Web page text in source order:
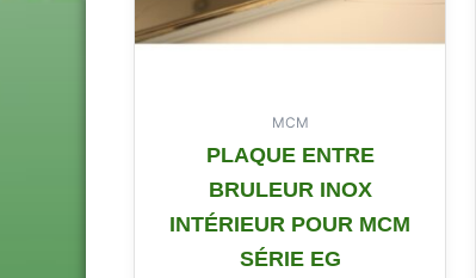
MCM
PLAQUE ENTRE
BRULEUR INOX
INTÉRIEUR POUR MCM
SÉRIE EG